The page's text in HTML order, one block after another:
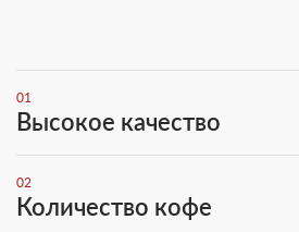
01
Высокое качество
02
Количество кофе